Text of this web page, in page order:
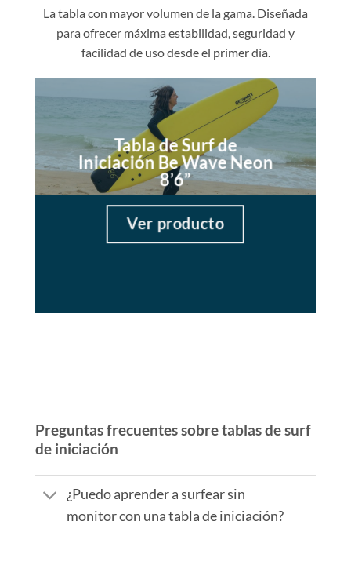
La tabla con mayor volumen de la gama. Diseñada
para ofrecer máxima estabilidad, seguridad y
facilidad de uso desde el primer día.
Tabla de Surf de
Iniciación Be Wave Neon
8’6”
Ver producto
Preguntas frecuentes sobre tablas de surf
de iniciación
¿Puedo aprender a surfear sin
monitor con una tabla de iniciación?